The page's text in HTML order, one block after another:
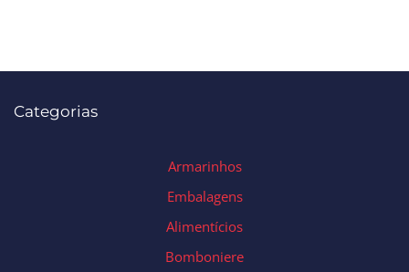
Categorias
Armarinhos
Embalagens
Alimentícios
Bomboniere